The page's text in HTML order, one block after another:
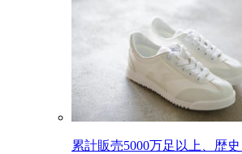
累計販売5000万足以上、歴